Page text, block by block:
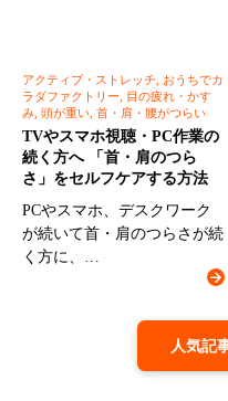
アクティブ・ストレッチ, おうちでカ
ラダファクトリー, 目の疲れ・かす
み, 頭が重い, 首・肩・腰がつらい
TVやスマホ視聴・PC作業の
続く方へ 「首・肩のつら
さ」をセルフケアする方法
PCやスマホ、デスクワーク
が続いて首・肩のつらさが続
く方に、…
人気記